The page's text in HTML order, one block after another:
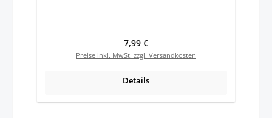
Regulärer Preis:
7,99 €
Preise inkl. MwSt. zzgl. Versandkosten
Details